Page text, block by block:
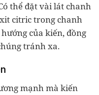
thể đặt vài lát chanh
citric trong chanh
của kiến, đồng
tránh xa.
mạnh mà kiến